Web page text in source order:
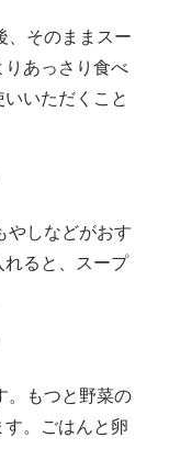
、そのままスー
りあっさり食べ
いただくこと
やしなどがおす
ると、スープ
。もつと野菜の
。ごはんと卵